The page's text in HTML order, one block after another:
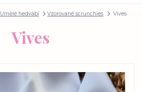
Umělé hedvábí Vzorované scrunchies Vives
Vives